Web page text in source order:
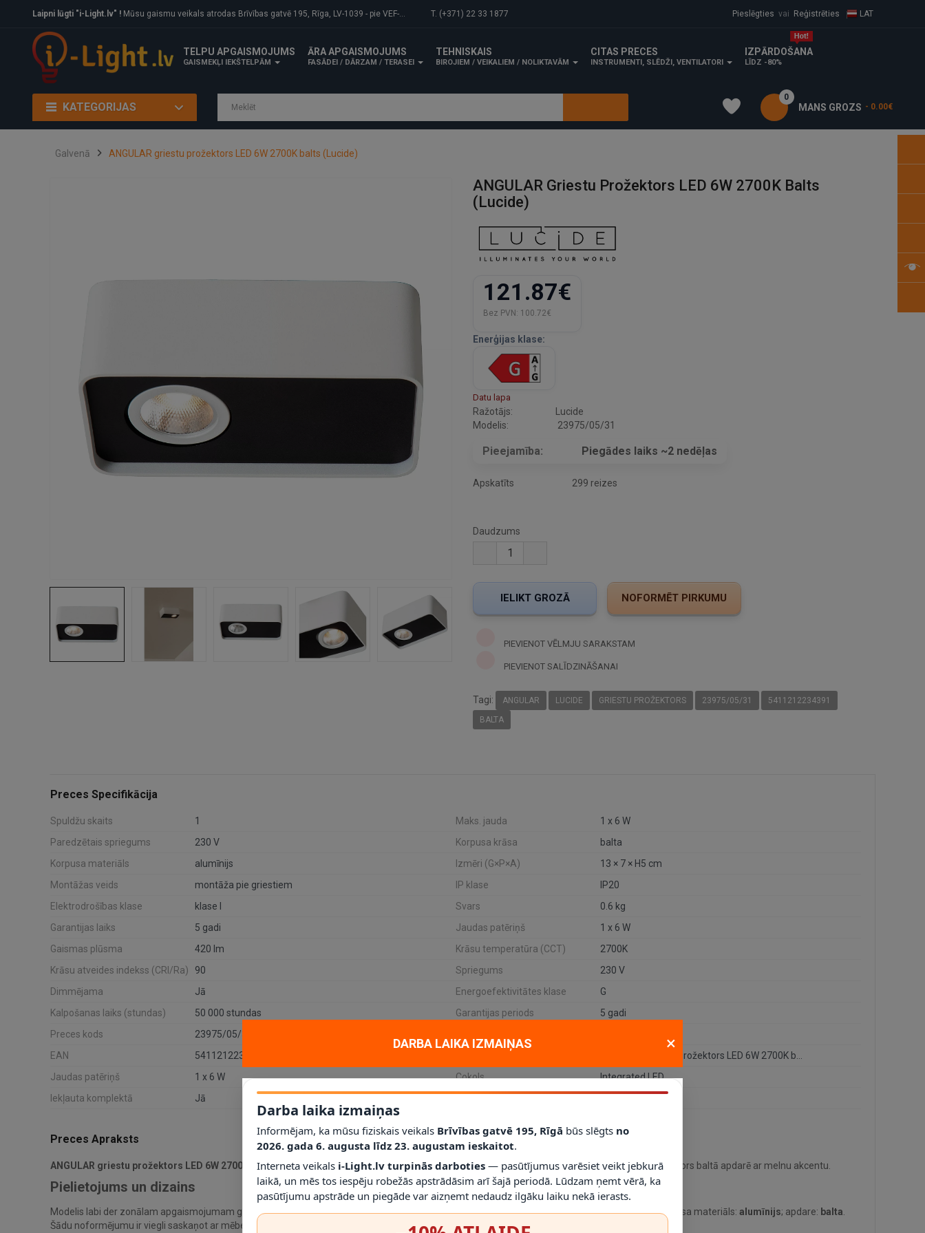
Laipni lūgti "i-Light.lv" ! Mūsu gaismu veikals atrodas Brīvības gatvē 195, Rīga, LV-1039 - pie VEF-Gaisa tilta. T. (+371) 22 33 1877 Pieslēgties vai Reģistrēties LAT
TELPU APGAISMOJUMS
GAISMEKĻI IEKŠTELPĀM
ĀRA APGAISMOJUMS
FASĀDEI / DĀRZAM / TERASEI
TEHNISKAIS
BIROJIEM / VEIKALIEM / NOLIKTAVĀM
CITAS PRECES
INSTRUMENTI, SLĒDŽI, VENTILATORI
IZPĀRDOŠANA
LĪDZ -80%
KATEGORIJAS MANS GROZS
0
- 0.00€
Galvenā ANGULAR griestu prožektors LED 6W 2700K balts (Lucide)
ANGULAR Griestu Prožektors LED 6W 2700K Balts
(Lucide)
121.87€
Bez PVN: 100.72€
Enerģijas klase:
Datu lapa
Ražotājs:
Lucide
Modelis:
23975/05/31
Pieejamība: Piegādes laiks ~2 nedēļas
Apskatīts 299 reizes
Daudzums
PIEVIENOT VĒLMJU SARAKSTAM
PIEVIENOT SALĪDZINĀŠANAI
Tagi: ANGULAR LUCIDE GRIESTU PROŽEKTORS 23975/05/31
5411212234391
BALTA
Preces Specifikācija
Spuldžu skaits 1 Maks. jauda
1 x 6 W
Paredzētais spriegums
230 V Korpusa krāsa
balta
Korpusa materiāls
alumīnijs Izmēri (G×P×A)
13 × 7 × H5 cm
Montāžas veids
montāža pie griestiem IP klase
IP20
Elektrodrošības klase
klase I Svars
0.6 kg
Garantijas laiks
5 gadi Jaudas patēriņš
1 x 6 W
Gaismas plūsma
420 lm Krāsu temperatūra (CCT)
2700K
Krāsu atveides indekss (CRI/Ra)
90 Spriegums
230 V
Dimmējama
Jā Energoefektivitātes klase
G
Kalpošanas laiks (stundas)
50 000 stundas Garantijas periods
5 gadi
Preces kods
23975/05/31
EAN
5411212234391
ANGULAR griestu prožektors LED 6W 2700K balts
Jaudas patēriņš
1 x 6 W Cokols
Integrated LED
Iekļauta komplektā
Jā
Preces Apraksts
ANGULAR griestu prožektors LED 6W 2700K baltsir Lucide ANGULAR sērijas griestu prožektors. Lucide ANGULAR 23975/05/31 ir griestu prožektors baltā apdarē ar melnu akcentu.
Pielietojums un dizains
Modelis labi der zonālam apgaismojumam gaitenī, virtuvē, pie skapjiem vai akcenta sienām, jo gaismas virzienu var pielāgot konkrētai vietai. Korpusa materiāls: alumīnijs; apdare: balta.
Šādu noformējumu ir viegli saskaņot ar mēbelēm, sienu toni un citiem interjera akcentiem.
DARBA LAIKA IZMAIŅAS ×
Darba laika izmaiņas
Informējam, ka mūsu fiziskais veikals Brīvības gatvē 195, Rīgā būs slēgts no
2026. gada 6. augusta līdz 23. augustam ieskaitot.
Interneta veikals i-Light.lv turpinās darboties — pasūtījumus varēsiet veikt jebkurā
laikā, un mēs tos iespēju robežās apstrādāsim arī šajā periodā. Lūdzam ņemt vērā, ka
pasūtījumu apstrāde un piegāde var aizņemt nedaudz ilgāku laiku nekā ierasts.